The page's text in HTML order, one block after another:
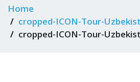
Home
cropped-ICON-Tour-
cropped-ICON-Tour-